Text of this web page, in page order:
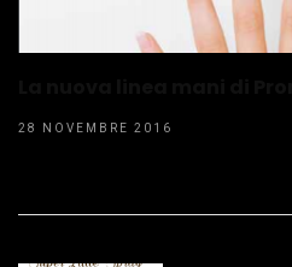
28 NOVEMBRE 2016